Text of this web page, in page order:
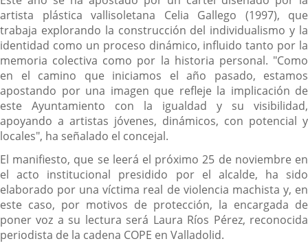
artista plástica vallisoletana Celia Gallego (1997), que
trabaja explorando la construcción del individualismo y la
identidad como un proceso dinámico, influido tanto por la
memoria colectiva como por la historia personal. "Como
en el camino que iniciamos el año pasado, estamos
apostando por una imagen que refleje la implicación de
este Ayuntamiento con la igualdad y su visibilidad,
apoyando a artistas jóvenes, dinámicos, con potencial y
locales", ha señalado el concejal.
El manifiesto, que se leerá el próximo 25 de noviembre en
el acto institucional presidido por el alcalde, ha sido
elaborado por una víctima real de violencia machista y, en
este caso, por motivos de protección, la encargada de
poner voz a su lectura será Laura Ríos Pérez, reconocida
periodista de la cadena COPE en Valladolid.